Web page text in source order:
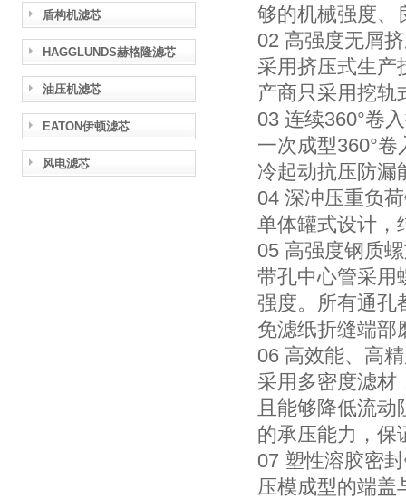
盾构机滤芯
HAGGLUNDS赫格隆滤芯
油压机滤芯
EATON伊顿滤芯
风电滤芯
够的机械强度、
02 高强度无屑
采用挤压式生产
产商只采用挖轨
03 连续360°卷
一次成型360°
冷起动抗压防漏
04 深冲压重负
单体罐式设计，
05 高强度钢质
带孔中心管采用
强度。所有通孔
免滤纸折缝端部
06 高效能、高
采用多密度滤材
且能够降低流
的承压能力，保
07 塑性溶胶密
压模成型的端盖